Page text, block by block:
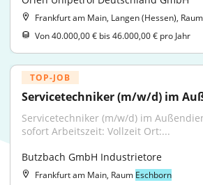
Frankfurt am Main, Langen (Hessen), Raum
Von 40.000,00 € bis 46.000,00 € pro Jahr
TOP-JOB
Servicetechniker (m/w/d) im
Servicetechniker (m/w/d) im
sofort Arbeitszeit: Vollzeit Ort:...
Butzbach GmbH Industrietore
Frankfurt am Main, Raum Eschborn